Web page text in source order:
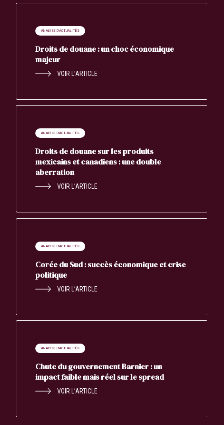
ANALYSE D'ACTUALITÉS
Droits de douane : un choc économique
majeur
VOIR L’ARTICLE
ANALYSE D'ACTUALITÉS
Droits de douane sur les produits
mexicains et canadiens : une double
aberration
VOIR L’ARTICLE
ANALYSE D'ACTUALITÉS
Corée du Sud : succès économique et crise
politique
VOIR L’ARTICLE
ANALYSE D'ACTUALITÉS
Chute du gouvernement Barnier : un
impact faible mais réel sur le spread
VOIR L’ARTICLE